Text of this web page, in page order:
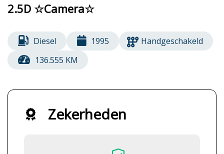
2.5D ☆Camera☆
Diesel 1995
Handgeschakeld
136.555 KM
Zekerheden